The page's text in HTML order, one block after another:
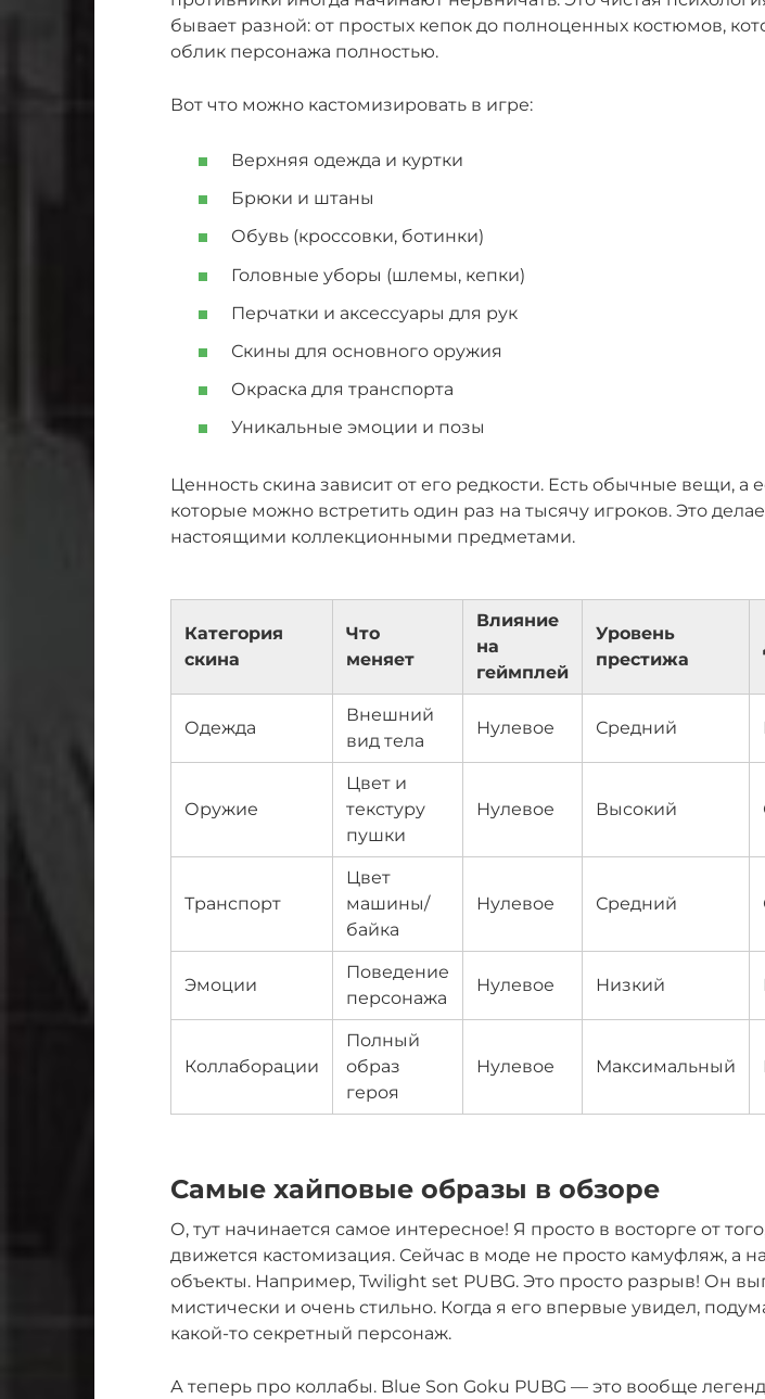
бывает разной: от простых кепок до полноценных костюмов,
облик персонажа полностью.
Вот что можно кастомизировать в игре:
Верхняя одежда и куртки
Брюки и штаны
Обувь (кроссовки, ботинки)
Головные уборы (шлемы, кепки)
Перчатки и аксессуары для рук
Скины для основного оружия
Окраска для транспорта
Уникальные эмоции и позы
Ценность скина зависит от его редкости. Есть обычные вещи, а
которые можно встретить один раз на тысячу игроков. Это
настоящими коллекционными предметами.
Категория
скина
Что
меняет
Влияние
на
геймплей
Уровень
престижа
Одежда
Внешний
вид тела
Нулевое Средний
Оружие
Цвет и
текстуру
пушки
Нулевое Высокий
Транспорт
Цвет
машины/
байка
Нулевое Средний
Эмоции
Поведение
персонажа
Нулевое Низкий
Коллаборации
Полный
образ
героя
Нулевое Максимальный
Самые хайповые образы в обзоре
О, тут начинается самое интересное! Я просто в восторге от
движется кастомизация. Сейчас в моде не просто камуфляж, а
объекты. Например, Twilight set PUBG. Это просто разрыв! Он
мистически и очень стильно. Когда я его впервые увидел,
какой-то секретный персонаж.
А теперь про коллабы. Blue Son Goku PUBG — это вообще